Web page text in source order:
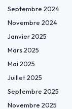
Septembre 2024
Novembre 2024
Janvier 2025
Mars 2025
Mai 2025
Juillet 2025
Septembre 2025
Novembre 2025